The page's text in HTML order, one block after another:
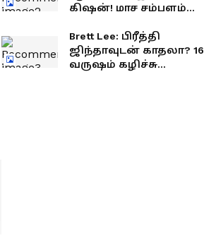
கிஷன்! மாச சம்பளம்
Brett Lee: பிரீத்தி
ஜிந்தாவுடன் காதலா? 16
வருஷம் கழிச்சு